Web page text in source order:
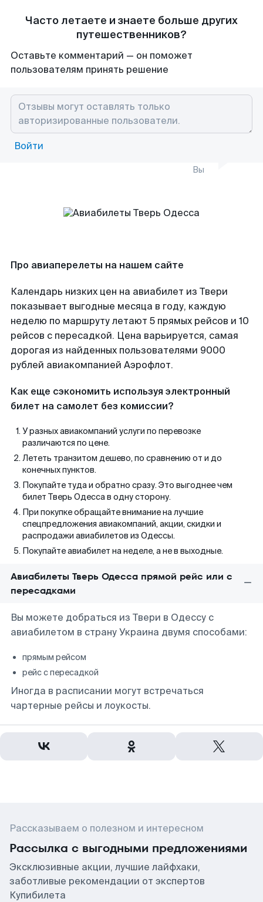
Часто летаете и знаете больше других
путешественников?
Оставьте комментарий — он поможет
пользователям принять решение
Войти
Вы
Про авиаперелеты на нашем сайте
Календарь низких цен на авиабилет из Твери
показывает выгодные месяца в году, каждую
неделю по маршруту летают 5 прямых рейсов и 10
рейсов с пересадкой. Цена варьируется, самая
дорогая из найденных пользователями 9000
рублей авиакомпанией Аэрофлот.
Как еще сэкономить используя электронный
билет на самолет без комиссии?
У разных авиакомпаний услуги по перевозке
различаются по цене.
Лететь транзитом дешево, по сравнению от и до
конечных пунктов.
Покупайте туда и обратно сразу. Это выгоднее чем
билет Тверь Одесса в одну сторону.
При покупке обращайте внимание на лучшие
спецпредложения авиакомпаний, акции, скидки и
распродажи авиабилетов из Одессы.
Покупайте авиабилет на неделе, а не в выходные.
Авиабилеты Тверь Одесса прямой рейс или с
пересадками
Вы можете добраться из Твери в Одессу с
авиабилетом в страну Украина двумя способами:
прямым рейсом
рейс с пересадкой
Иногда в расписании могут встречаться
чартерные рейсы и лоукосты.
Рассказываем о полезном и интересном
Рассылка с выгодными предложениями
Эксклюзивные акции, лучшие лайфхаки,
заботливые рекомендации от экспертов
Купибилета